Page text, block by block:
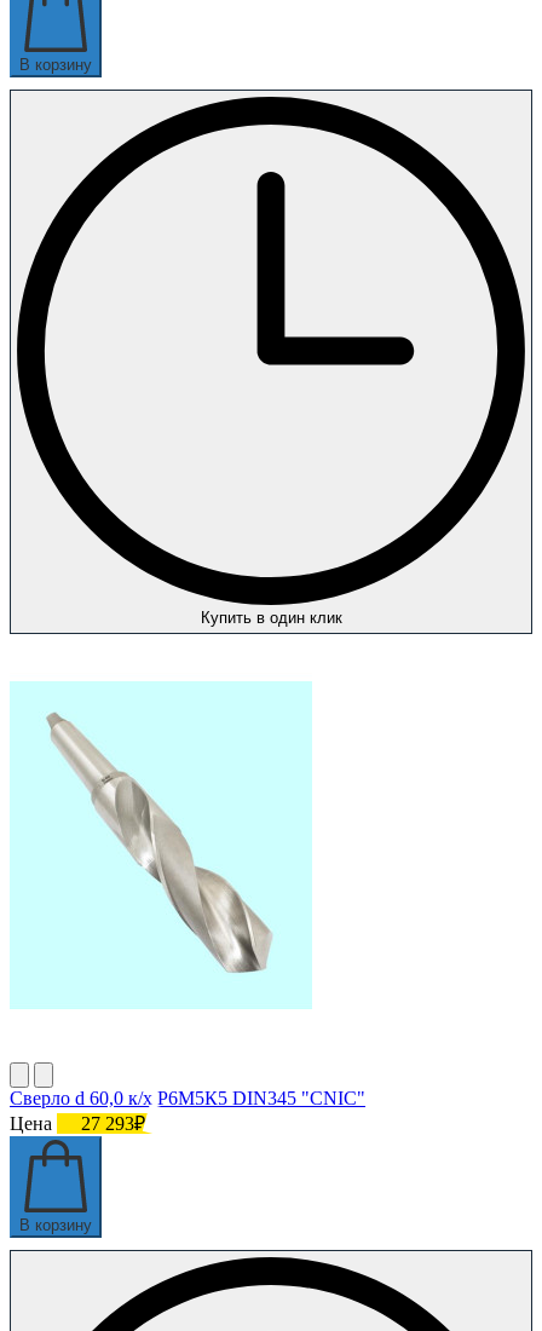
В корзину
Купить в один клик
Сверло d 60,0 к/х Р6М5К5 DIN345 "CNIC"
Цена
27 293₽
В корзину